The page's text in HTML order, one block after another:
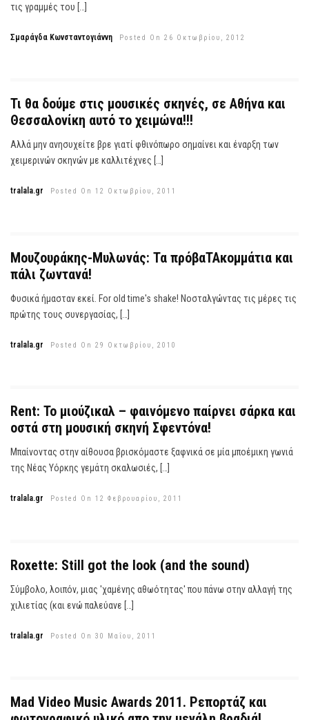
τις γραμμές του […]
Σμαράγδα Κωνσταντογιάννη Posted On 26 Οκτωβρίου, 2012
Τι θα δούμε στις μουσικές σκηνές, σε Αθήνα και
Θεσσαλονίκη αυτό το χειμώνα!!!
Αλλά μην ανησυχείτε βρε γιατί φθινόπωρο σημαίνει και έναρξη των
χειμερινών σκηνών με καλλιτέχνες […]
tralala.gr Posted On 12 Οκτωβρίου, 2011
Μουζουράκης-Μυλωνάς: Τα πρόβαΤΑκομμάτια και
πάλι ζωντανά!
Φυσικά ήμασταν εκεί. For old time's shake! Νοσταλγώντας τις μέρες τις
πρώτης τους συνεργασίας, […]
tralala.gr Posted On 29 Οκτωβρίου, 2010
Rent: Το μιούζικαλ – φαινόμενο παίρνει σάρκα και
οστά στη μουσική σκηνή Σφεντόνα!
Μπαίνοντας στην αίθουσα βρισκόμαστε ξαφνικά σε μία μποέμικη γωνιά
της Νέας Υόρκης γεμάτη σκαλωσιές, […]
tralala.gr Posted On 12 Φεβρουαρίου, 2011
Roxette: Still got the look (and the sound)
Σύμβολο, λοιπόν, μιας 'χαμένης αθωότητας' που πάνω στην αλλαγή της
χιλιετίας (και ενώ παλεύανε […]
tralala.gr Posted On 30 Μαΐου, 2011
Mad Video Music Awards 2011. Ρεπορτάζ και